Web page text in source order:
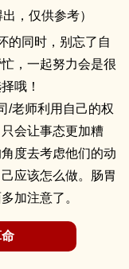
，仅供参考）
的同时，别忘了自
，一起努力会是很
哦！
/老师利用自己的权
会让事态更加糟
度去考虑他们的动
应该怎么做。肠胃
加注意了。